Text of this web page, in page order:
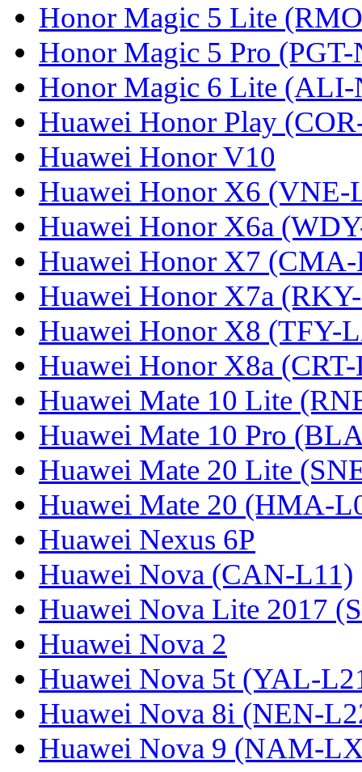
Honor Magic 5 Lite
Honor Magic 5 Pro
Honor Magic 6 Lite
Huawei Honor Play
Huawei Honor V10
Huawei Honor X6 (VNE-
Huawei Honor X6a
Huawei Honor X7
Huawei Honor X7a
Huawei Honor X8 (TFY-
Huawei Honor X8a
Huawei Mate 10 Lite
Huawei Mate 10 Pro
Huawei Mate 20 Lite
Huawei Mate 20 (HMA-
Huawei Nexus 6P
Huawei Nova (CAN-L11)
Huawei Nova Lite 2017
Huawei Nova 2
Huawei Nova 5t (YAL-
Huawei Nova 8i (NEN-
Huawei Nova 9 (NAM-